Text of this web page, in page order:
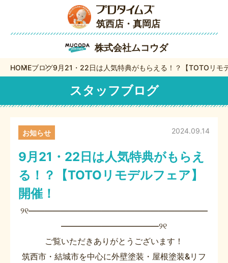
筑西店・真岡店
株式会社ムコウダ
HOMEブログ9月21・22日は人気特典がもらえる！？【TOTOリモ
スタッフブログ
9月21・22日は人気特典がもらえ
る！？【TOTOリモデルフェア】
開催！
2024.09.14
お知らせ
୨୧――――――――――――――――――――――
――――――――――――୨୧
ご覧いただきありがとうございます！
筑西市・結城市を中心に外壁塗装・屋根塗装&リフ